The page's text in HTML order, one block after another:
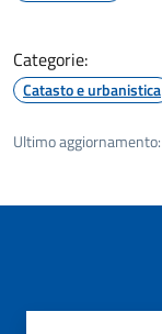
Categorie:
Catasto e urbanistica
Ultimo aggiornamento: